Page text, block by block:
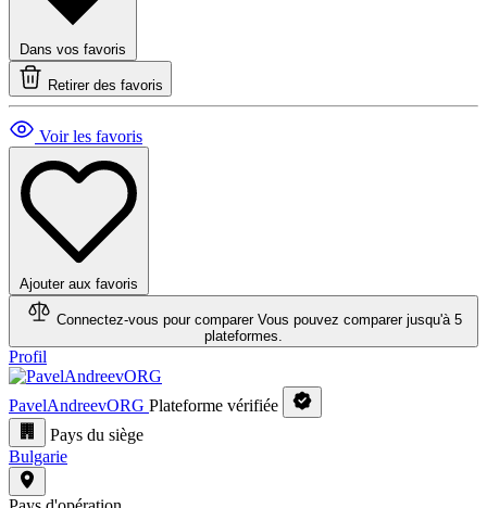
Dans vos favoris
Retirer des favoris
Voir les favoris
Ajouter aux favoris
Connectez-vous pour comparer Vous pouvez comparer jusqu'à 5
plateformes.
Profil
PavelAndreevORG Plateforme vérifiée
Pays du siège
Bulgarie